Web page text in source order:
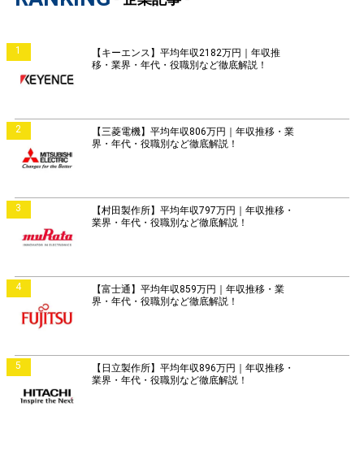
1
【キーエンス】平均年収2182万円｜年収推
移・業界・年代・役職別など徹底解説！
2
【三菱電機】平均年収806万円｜年収推移・業
界・年代・役職別など徹底解説！
3
【村田製作所】平均年収797万円｜年収推移・
業界・年代・役職別など徹底解説！
4
【富士通】平均年収859万円｜年収推移・業
界・年代・役職別など徹底解説！
5
【日立製作所】平均年収896万円｜年収推移・
業界・年代・役職別など徹底解説！